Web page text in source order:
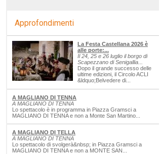
Approfondimenti
La Festa Castellana 2026 è
alle porte:...
Il 24, 25 e 26 luglio il borgo di
Scapezzano di Senigallia...
Dopo il grande successo delle
ultime edizioni, il Circolo ACLI
&ldquo;Belvedere di...
A MAGLIANO DI TENNA
A MAGLIANO DI TENNA
Lo spettacolo è in programma in Piazza Gramsci a
MAGLIANO DI TENNA e non a Monte San Martino...
A MAGLIANO DI TELLA
A MAGLIANO DI TENNA
Lo spettacolo di svolgerà&nbsp; in Piazza Gramsci a
MAGLIANO DI TENNA e non a MONTE SAN...